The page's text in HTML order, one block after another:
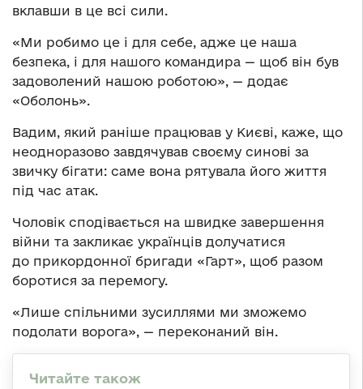
вклавши в це всі сили.
«Ми робимо це і для себе, адже це наша
безпека, і для нашого командира — щоб він був
задоволений нашою роботою», — додає
«Оболонь».
Вадим, який раніше працював у Києві, каже, що
неодноразово завдячував своєму синові за
звичку бігати: саме вона рятувала його життя
під час атак.
Чоловік сподівається на швидке завершення
війни та закликає українців долучатися
до прикордонної бригади «Гарт», щоб разом
боротися за перемогу.
«Лише спільними зусиллями ми зможемо
подолати ворога», — переконаний він.